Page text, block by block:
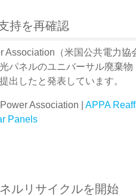
持を再確認
Association（米国公共電力
パネルのユニバーサル廃棄
出したと発表しています。
Association | APPA
Panels
ルリサイクルを開始